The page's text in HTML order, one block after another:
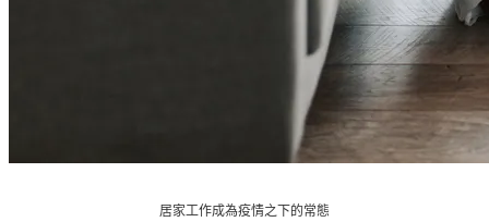
居家工作成為疫情之下的常態